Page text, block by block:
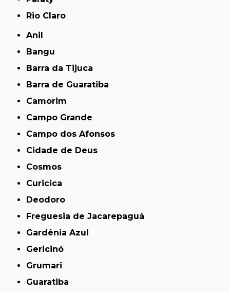
Rio Claro
Anil
Bangu
Barra da Tijuca
Barra de Guaratiba
Camorim
Campo Grande
Campo dos Afonsos
Cidade de Deus
Cosmos
Curicica
Deodoro
Freguesia de Jacarepaguá
Gardênia Azul
Gericinó
Grumari
Guaratiba